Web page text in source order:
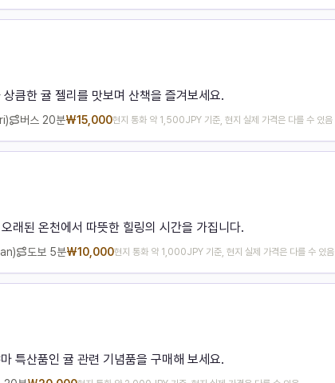
큼한 귤 젤리를 맛보며 산책을 즐겨보세요.
버스 20분₩15,000현지 통화 약 1,500JPY 기준, 현지 실제 가격은 다를 수 있음
래된 온천에서 따뜻한 힐링의 시간을 가집니다.
도보 5분₩10,000현지 통화 약 1,000JPY 기준, 현지 실제 가격은 다를 수 있음
특산품인 귤 관련 기념품을 구매해 보세요.